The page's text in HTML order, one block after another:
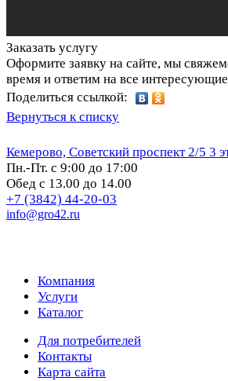
Заказать услугу
Оформите заявку на сайте, мы
время и ответим на все
Поделиться ссылкой:
Вернуться к списку
Кемерово, Советский проспект 2/5 3
Пн.-Пт. с 9:00 до 17:00
Обед с 13.00 до 14.00
+7 (3842) 44-20-03
info@gro42.ru
Компания
Услуги
Каталог
Для потребителей
Контакты
Карта сайта